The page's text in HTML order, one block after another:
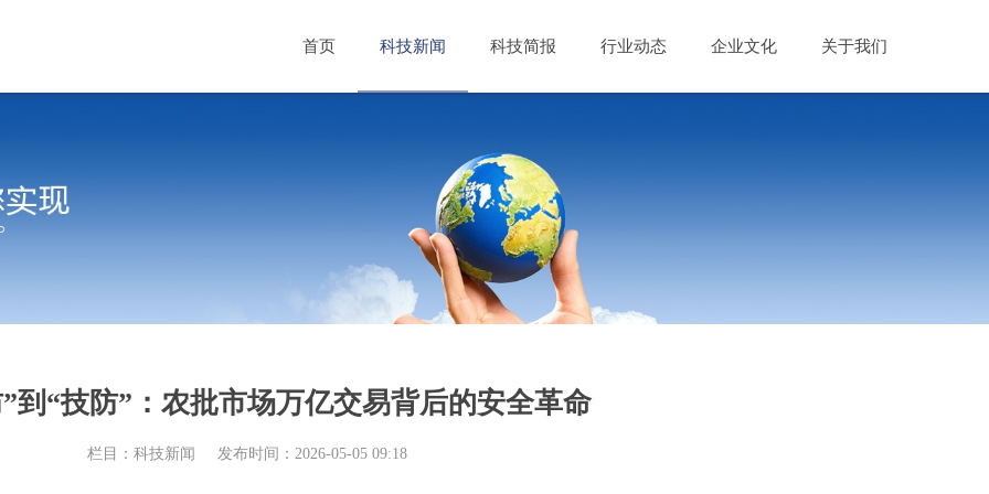
首页 科技新闻 科技简报 行业动态 企业文化 关于我们
到“技防”：农批市场万亿交易背后的安全革命
栏目：科技新闻 发布时间：2026-05-05 09:18